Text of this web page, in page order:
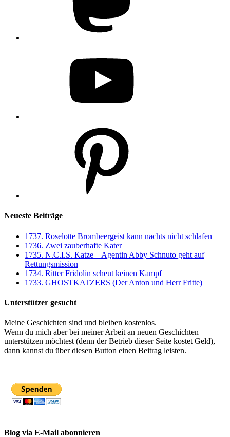
Neueste Beiträge
1737. Roselotte Brombeergeist kann nachts nicht schlafen
1736. Zwei zauberhafte Kater
1735. N.C.I.S. Katze – Agentin Abby Schnuto geht auf
Rettungsmission
1734. Ritter Fridolin scheut keinen Kampf
1733. GHOSTKATZERS (Der Anton und Herr Fritte)
Unterstützer gesucht
Meine Geschichten sind und bleiben kostenlos.
Wenn du mich aber bei meiner Arbeit an neuen Geschichten
unterstützen möchtest (denn der Betrieb dieser Seite kostet Geld),
dann kannst du über diesen Button einen Beitrag leisten.
Blog via E-Mail abonnieren